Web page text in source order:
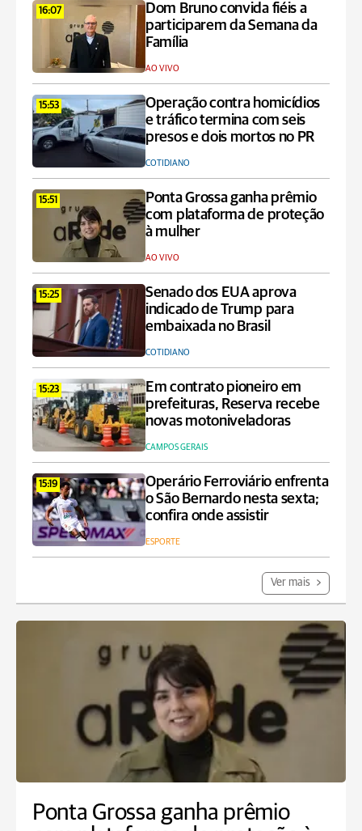
16:07
Dom Bruno convida fiéis a
participarem da Semana da
Família
AO VIVO
15:53
Operação contra homicídios
e tráfico termina com seis
presos e dois mortos no PR
COTIDIANO
15:51
Ponta Grossa ganha prêmio
com plataforma de proteção
à mulher
AO VIVO
15:25
Senado dos EUA aprova
indicado de Trump para
embaixada no Brasil
COTIDIANO
15:23
Em contrato pioneiro em
prefeituras, Reserva recebe
novas motoniveladoras
CAMPOS GERAIS
15:19
Operário Ferroviário enfrenta
o São Bernardo nesta sexta;
confira onde assistir
ESPORTE
Ver mais
Ponta Grossa ganha prêmio